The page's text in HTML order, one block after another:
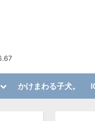
Toggle
Toggle
かけまわる子犬。